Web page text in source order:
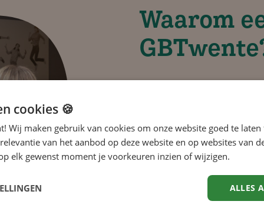
Waarom
kwaliteit, transparantie en
organisatie heeft
cookies 🍪
Wij maken gebruik van cookies om onze website goed te
van het aanbod op deze website en op websites van
elk gewenst moment je voorkeuren inzien of wijzigen.
ALLES